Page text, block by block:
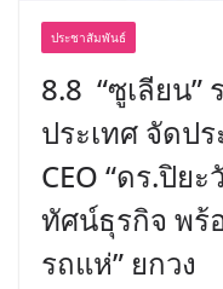
ประชาสัมพันธ์
8.8 “ซูเลียน”
ประเทศ จัดป
CEO “ดร.ปิย
ทัศน์ธุรกิจ พร้
รถแห่” ยกวง